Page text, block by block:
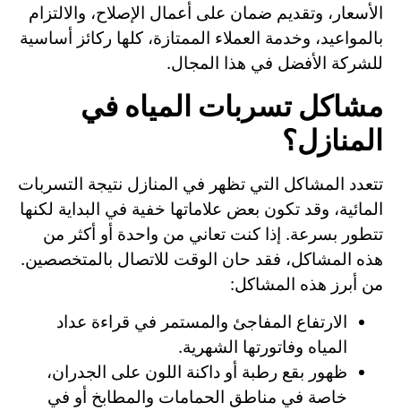
الأسعار، وتقديم ضمان على أعمال الإصلاح، والالتزام
بالمواعيد، وخدمة العملاء الممتازة، كلها ركائز أساسية
للشركة الأفضل في هذا المجال.
مشاكل تسربات المياه في
المنازل؟
تتعدد المشاكل التي تظهر في المنازل نتيجة التسربات
المائية، وقد تكون بعض علاماتها خفية في البداية لكنها
تتطور بسرعة. إذا كنت تعاني من واحدة أو أكثر من
هذه المشاكل، فقد حان الوقت للاتصال بالمتخصصين.
من أبرز هذه المشاكل:
الارتفاع المفاجئ والمستمر في قراءة عداد
المياه وفاتورتها الشهرية.
ظهور بقع رطبة أو داكنة اللون على الجدران،
خاصة في مناطق الحمامات والمطابخ أو في